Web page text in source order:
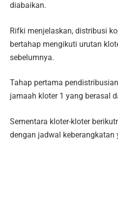
diabaikan.
Rifki menjelaskan, distribusi
bertahap mengikuti urutan
sebelumnya.
Tahap pertama
jamaah kloter 1 yang berasal
Sementara kloter-kloter
dengan jadwal keberangkatan